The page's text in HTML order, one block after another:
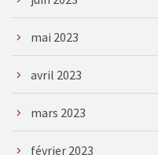
mai 2023
avril 2023
mars 2023
février 2023